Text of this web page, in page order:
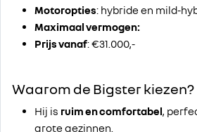
Motoropties: hybride en mild-
Maximaal vermogen:
Prijs vanaf: €31.000,-
Waarom de Bigster kiezen?
Hij is ruim en comfortabel,
grote gezinnen.